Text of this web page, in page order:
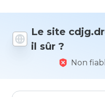
Le site
il sûr ?
Non
donneriez-